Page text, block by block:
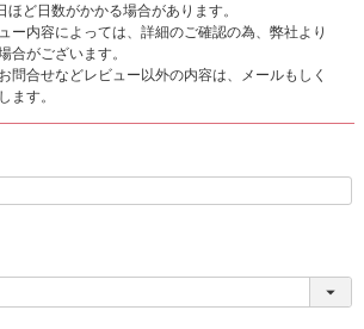
ど日数がかかる場合があります。
ー内容によっては、詳細のご確認の為、弊社より
合がございます。
問合せなどレビュー以外の内容は、メールもしく
ます。